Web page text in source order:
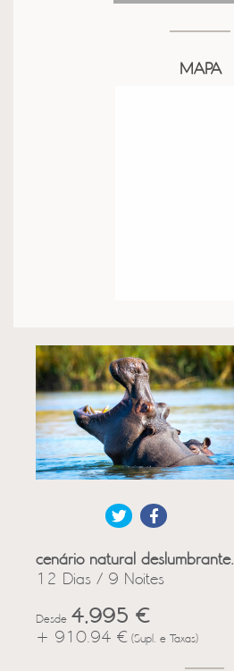
MAPA
cenário natural deslumbrante.
12 Dias / 9 Noites
Desde 4,995 €
+ 910.94 € (Supl. e Taxas)